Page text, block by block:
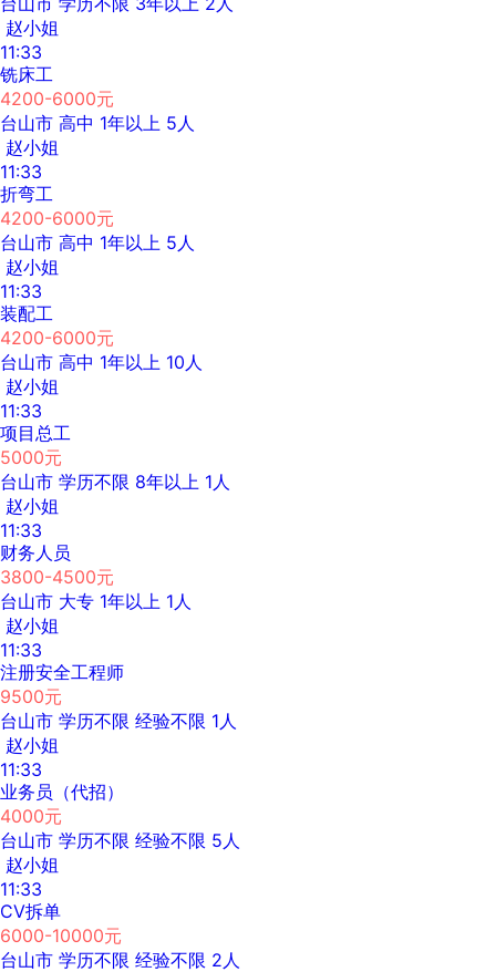
赵小姐
11:33
铣床工
4200-6000元
台山市 高中 1年以上 5人
赵小姐
11:33
折弯工
4200-6000元
台山市 高中 1年以上 5人
赵小姐
11:33
装配工
4200-6000元
台山市 高中 1年以上 10人
赵小姐
11:33
项目总工
5000元
台山市 学历不限 8年以上 1人
赵小姐
11:33
财务人员
3800-4500元
台山市 大专 1年以上 1人
赵小姐
11:33
注册安全工程师
9500元
台山市 学历不限 经验不限 1人
赵小姐
11:33
业务员（代招）
4000元
台山市 学历不限 经验不限 5人
赵小姐
11:33
CV拆单
6000-10000元
台山市 学历不限 经验不限 2人